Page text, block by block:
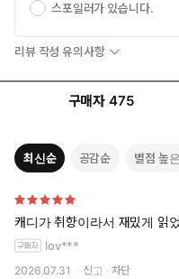
스포일러가 있습니다.
리뷰 작성 유의사항
구매자 475
최신순 공감순 별점 높
캐디가 취향이라서 재밌게 읽
lov***
2026.07.31 신고 차단